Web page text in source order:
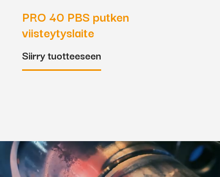
PRO 40 PBS putken
viisteytyslaite
Siirry tuotteeseen